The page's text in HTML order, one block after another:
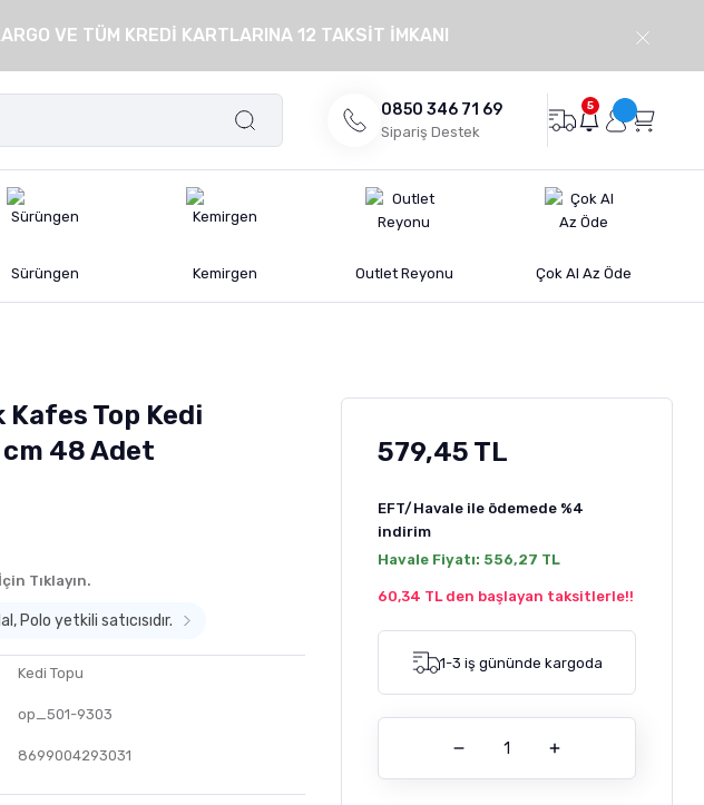
VE TÜM KREDİ KARTLARINA 12 TAKSİT İMKANI
0850 346 71 69
Sipariş Destek
5
Sürüngen Kemirgen Outlet Reyonu Çok Al Az Öde
Top Kedi
cm 48 Adet
Tıklayın.
Polo yetkili satıcısıdır.
Kedi Topu
op_501-9303
8699004293031
579,45 TL
EFT/Havale ile ödemede %4
indirim
Havale Fiyatı: 556,27 TL
60,34 TL den başlayan taksitlerle!!
1-3 iş gününde kargoda